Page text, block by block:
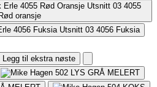
4055
oransje
4056 Fuksia
Legg til ekstra nøste
502 LYS GRÅ MELERT